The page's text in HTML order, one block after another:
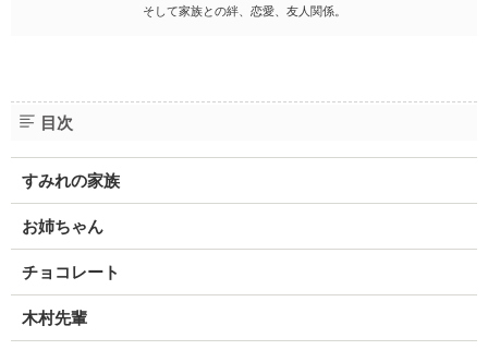
そして家族との絆、恋愛、友人関係。
目次
すみれの家族
お姉ちゃん
チョコレート
木村先輩